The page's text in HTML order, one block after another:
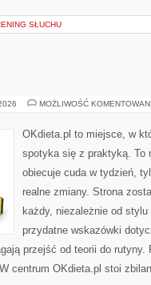
SŁUCHU
MOŻLIWOŚĆ
OKdieta.pl to miejsce, w
spotyka się z praktyką. To
obiecuje cuda w tydzień,
realne zmiany. Strona
każdy, niezależnie od
przydatne wskazówki
przejść od teorii do rutyny.
centrum OKdieta.pl stoi